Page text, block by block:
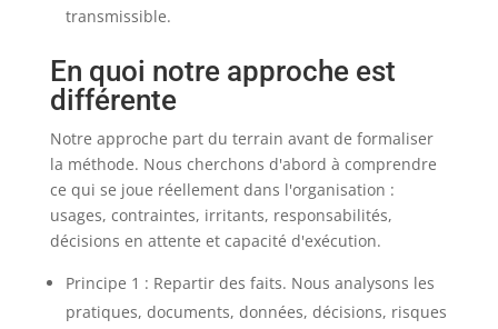
transmissible.
En quoi notre approche est
différente
Notre approche part du terrain avant de formaliser
la méthode. Nous cherchons d'abord à comprendre
ce qui se joue réellement dans l'organisation :
usages, contraintes, irritants, responsabilités,
décisions en attente et capacité d'exécution.
Principe 1 : Repartir des faits. Nous analysons les
pratiques, documents, données, décisions, risques